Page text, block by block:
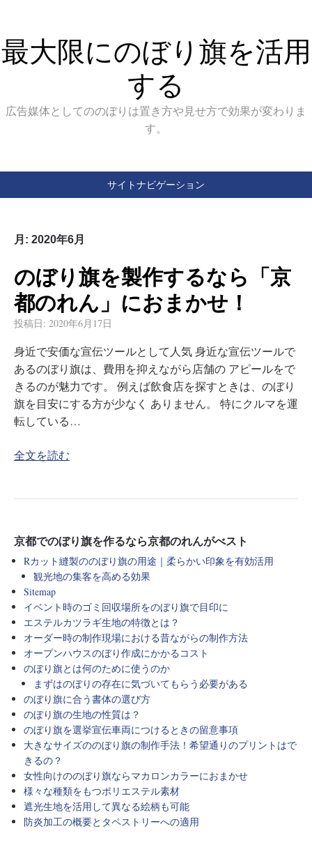
最大限にのぼり旗を活用
する
広告媒体としてののぼりは置き方や見せ方で効果が変わりま
す。
サイトナビゲーション
月: 2020年6月
のぼり旗を製作するなら「京
都のれん」におまかせ！
投稿日: 2020年6月17日
身近で安価な宣伝ツールとして人気 身近な宣伝ツールで
あるのぼり旗は、費用を抑えながら店舗の アピールをで
きるのが魅力です。 例えば飲食店を探すときは、のぼり
旗を目安にする方が少なく ありません。 特にクルマを運
転している…
全文を読む
京都でのぼり旗を作るなら京都のれんがべスト
Rカット縫製ののぼり旗の用途｜柔らかい印象を有効活用
観光地の集客を高める効果
Sitemap
イベント時のゴミ回収場所をのぼり旗で目印に
エステルカツラギ生地の特徴とは？
オーダー時の制作現場における昔ながらの制作方法
オープンハウスのぼり作成にかかるコスト
のぼり旗とは何のために使うのか
まずはのぼりの存在に気づいてもらう必要がある
のぼり旗に合う書体の選び方
のぼり旗の生地の性質は？
のぼり旗を選挙宣伝車両につけるときの留意事項
大きなサイズののぼり旗の制作手法！希望通りのプリントはで
きるの？
女性向けののぼり旗ならマカロンカラーにおまかせ
様々な種類をもつポリエステル素材
遮光生地を活用して異なる絵柄も可能
防炎加工の概要とタペストリーへの適用